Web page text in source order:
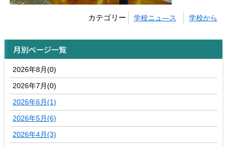
カテゴリー 学校ニュ―ス 学校から
月別ページ一覧
2026年8月(0)
2026年7月(0)
2026年6月(1)
2026年5月(6)
2026年4月(3)